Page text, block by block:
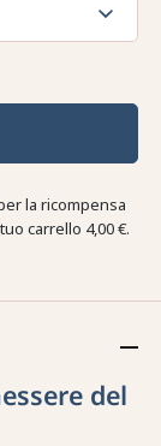
la ricompensa
carrello 4,00 €.
del